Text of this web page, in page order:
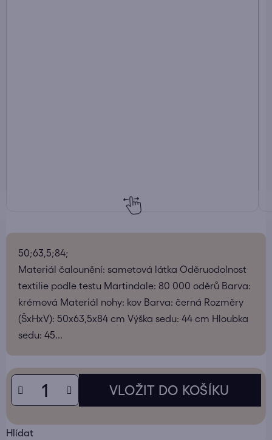
50;63,5;84;
Materiál čalounění: sametová látka Oděruodolnost
textilie podle testu Martindale: 80 000 oděrů Barva:
krémová Materiál nohy: kov Barva: černá Rozměry
(ŠxHxV): 50x63,5x84 cm Výška sedu: 44 cm Hloubka
sedu: 45...
Hlídat